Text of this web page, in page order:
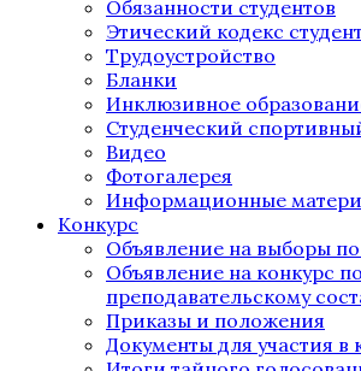
Обязанности студентов
Этический кодекс
Трудоустройство
Бланки
Инклюзивное
Студенческий
Видео
Фотогалерея
Информационные
Конкурс
Объявление на выборы
Объявление на конкурс
преподавательскому
Приказы и положения
Документы для участия в